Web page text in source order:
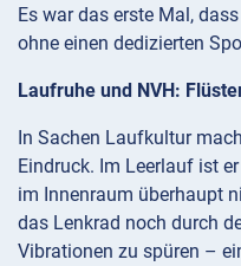
Es war das erste Mal,
ohne einen dedizierten
Laufruhe und NVH:
In Sachen Laufkultur
Eindruck. Im Leerlauf ist
im Innenraum überhaupt
das Lenkrad noch durch
Vibrationen zu spüren –